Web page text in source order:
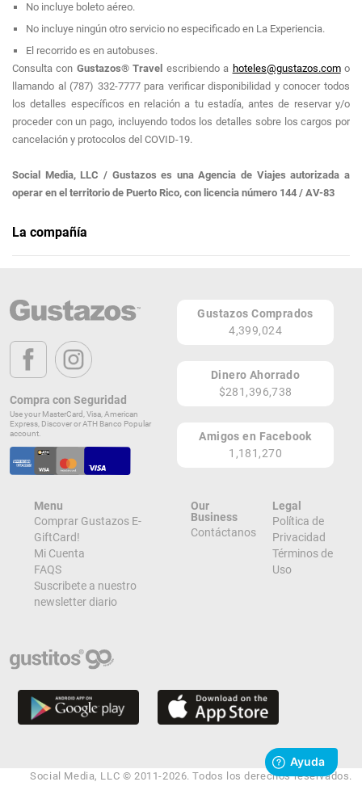
No incluye boleto aéreo.
No incluye ningún otro servicio no especificado en La Experiencia.
El recorrido es en autobuses.
Consulta con Gustazos® Travel escribiendo a hoteles@gustazos.como
llamando al (787) 332-7777 para verificar disponibilidad y conocer todos
los detalles específicos en relación a tu estadía, antes de reservar y/o
proceder con un pago, incluyendo todos los detalles sobre los cargos por
cancelación y protocolos del COVID-19.
Social Media, LLC / Gustazos es una Agencia de Viajes autorizada a
operar en el territorio de Puerto Rico, con licencia número 144 / AV-83
La compañía
operar en el territorio de Puerto Rico, con licencia número 144 / AV-83
PR
Compra con Seguridad
Use your MasterCard, Visa, American
Express, Discover or ATH Banco Popular
account.
Gustazos Comprados
4,399,024
Dinero Ahorrado
$281,396,738
Amigos en Facebook
1,181,270
Menu
Comprar Gustazos E-
GiftCard!
Mi Cuenta
FAQS
Suscribete a nuestro
newsletter diario
Our
Business
Contáctanos
Legal
Política de
Privacidad
Términos de
Uso
Social Media, LLC © 2011-2026. Todos los derechos reservados.